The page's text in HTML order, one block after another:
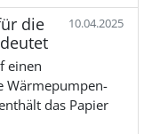
die
10.04.2025
einen
Wärmepumpen-
das Papier